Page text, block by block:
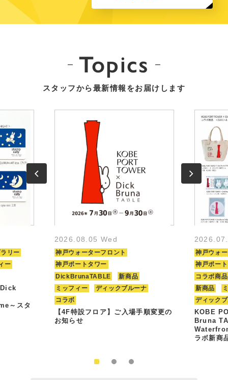
Topics
スタッフから最新情報をお届けします
リー
ー
～スタ
2026.08.05 Wed
神戸ウォーターフロント
神戸ポートタワー
DickBrunaTABLE
新商品
ミッフィー
ディックブルーナ
コラボ
【4F特設フロア】ご入場手順変更の
お知らせ
神戸ウォ
神戸ポー
コラボ商品
新商品
ディック
KOBE
Bruna
ラボ新商